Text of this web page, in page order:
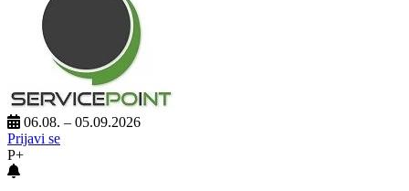
06.08. – 05.09.2026
Prijavi se
P+